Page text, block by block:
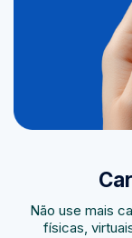
Não use mais
físicas,